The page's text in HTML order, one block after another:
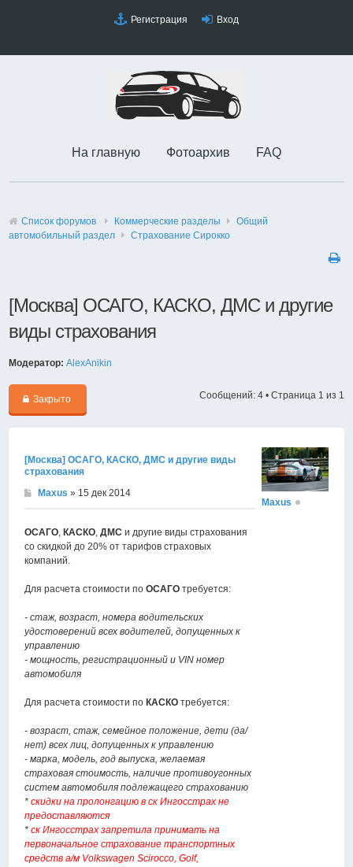
Регистрация Вход
На главную Фотоархив FAQ
Список форумов Коммерческие разделы
Общий
автомобильный раздел
Страхование Сирокко
[Москва] ОСАГО, КАСКО, ДМС и другие
виды страхования
Модератор: AlexAnikin
Закрыто Сообщений: 4 • Страница 1 из 1
[Москва] ОСАГО, КАСКО, ДМС и другие виды
страхования
Maxus » 15 дек 2014
ОСАГО, КАСКО,ДМС и другие виды страхования
со скидкой до 20% от тарифов страховых
компаний.
Для расчета стоимости поОСАГО требуется:
- стаж, возраст, номера водительских
удостоверений всех водителей, допущенных к
управлению
- мощность, регистрационный и VIN номер
автомобиля
Для расчета стоимости по КАСКО требуется:
- возраст, стаж, семейное положение, дети (да/
нет) всех лиц, допущенных к управлению
- марка, модель, год выпуска, желаемая
страховая стоимость, наличие противоугонных
систем автомобиля подлежащего страхованию
*скидки на пролонгацию в ск Ингосстрах не
предоставляются
*ск Ингосстрах запретила принимать на
первоначальное страхование транспортных
средств а/м Volkswagen Scirocco, Golf,
Maxus